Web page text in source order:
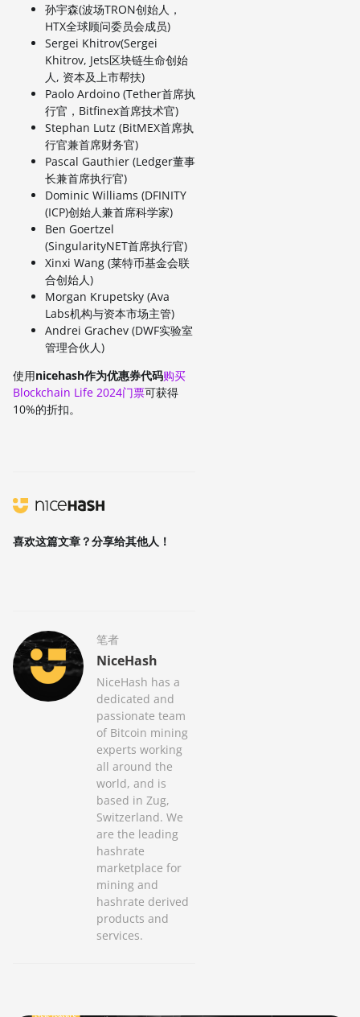
孙宇森(波场TRON创始人，
HTX全球顾问委员会成员)
Sergei Khitrov(Sergei
Khitrov, Jets区块链生命创始
人, 资本及上市帮扶)
Paolo Ardoino (Tether首席执
行官，Bitfinex首席技术官)
Stephan Lutz (BitMEX首席执
行官兼首席财务官)
Pascal Gauthier (Ledger董事
长兼首席执行官)
Dominic Williams (DFINITY
(ICP)创始人兼首席科学家)
Ben Goertzel
(SingularityNET首席执行官)
Xinxi Wang (莱特币基金会联
合创始人)
Morgan Krupetsky (Ava
Labs机构与资本市场主管)
Andrei Grachev (DWF实验室
管理合伙人)
使用nicehash作为优惠券代码购买
Blockchain Life 2024门票可获得
10%的折扣。
喜欢这篇文章？分享给其他人！
笔者
NiceHash
NiceHash has a
dedicated and
passionate team
of Bitcoin mining
experts working
all around the
world, and is
based in Zug,
Switzerland. We
are the leading
hashrate
marketplace for
mining and
hashrate derived
products and
services.